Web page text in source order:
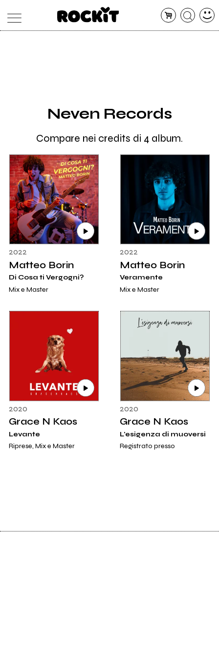
RADIONeven Records
Compare nei credits di 4 album.
2022
Matteo Borin
Di Cosa ti Vergogni?
Mix e Master
2022
Matteo Borin
Veramente
Mix e Master
2020
Grace N Kaos
Levante
Riprese, Mix e Master
2020
Grace N Kaos
L'esigenza di muoversi
Registrato presso